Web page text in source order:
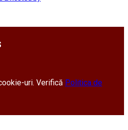
uri. Verifică Politica de